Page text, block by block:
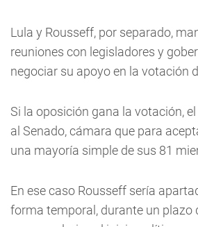
Lula y Rousseff, por separado,
reuniones con legisladores y
negociar su apoyo en la votación
Si la oposición gana la votación,
al Senado, cámara que para
una mayoría simple de sus 81
En ese caso Rousseff sería
forma temporal, durante un plazo